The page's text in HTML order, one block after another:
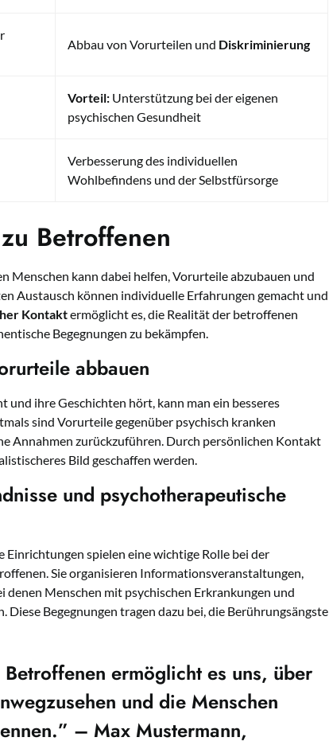
Abbau von Vorurteilen und Diskriminierung
Vorteil: Unterstützung bei der eigenen
psychischen Gesundheit
Verbesserung des individuellen
Wohlbefindens und der Selbstfürsorge
Betroffenen
Menschen kann dabei helfen, Vorurteile abzubauen und
Austausch können individuelle Erfahrungen gemacht und
Kontaktermöglicht es, die Realität der betroffenen
Begegnungen zu bekämpfen.
abbauen
ihre Geschichten hört, kann man ein besseres
sind Vorurteile gegenüber psychisch kranken
Annahmen zurückzuführen. Durch persönlichen Kontakt
Bild geschaffen werden.
und psychotherapeutische
spielen eine wichtige Rolle bei der
Sie organisieren Informationsveranstaltungen,
Menschen mit psychischen Erkrankungen und
Begegnungen tragen dazu bei, die Berührungsängste
ermöglicht es uns, über
und die Menschen
– Max Mustermann,